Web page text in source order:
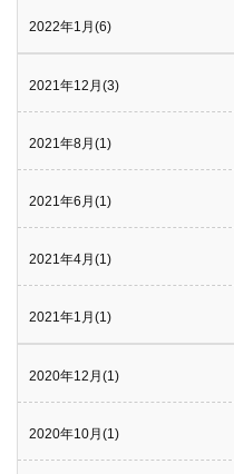
2022年1月(6)
2021年12月(3)
2021年8月(1)
2021年6月(1)
2021年4月(1)
2021年1月(1)
2020年12月(1)
2020年10月(1)